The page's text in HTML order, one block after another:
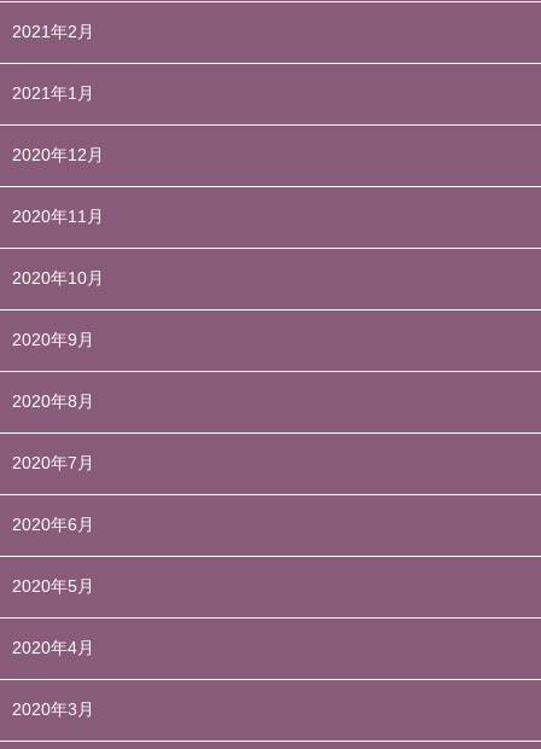
2021年2月
2021年1月
2020年12月
2020年11月
2020年10月
2020年9月
2020年8月
2020年7月
2020年6月
2020年5月
2020年4月
2020年3月